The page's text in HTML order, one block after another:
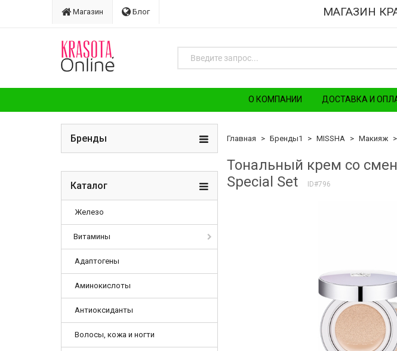
Магазин Блог МАГАЗИН
О КОМПАНИИ ДОСТАВКА И
Бренды
Каталог
Железо
Витамины
Адаптогены
Аминокислоты
Антиоксиданты
Волосы, кожа и ногти
Главная Бренды1 MISSHA Макияж
Тональный крем со
Special Set
ID#796